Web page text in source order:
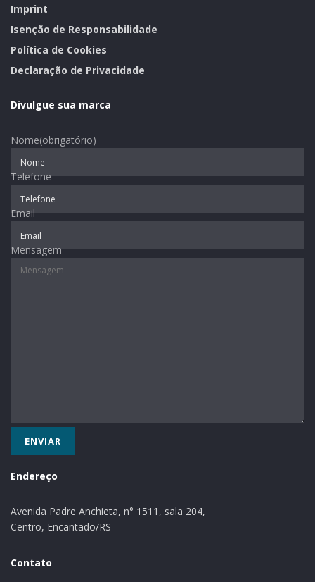
– 75 a 79 anos: 122
– 70 a 74 anos: 181
– 65 a 69 anos: 211
– 60 a 64 anos: 40
– profissionais de Segurança: 7
Ascom Mato Leitão
Imprint
Isenção de Responsabilidade
Política de Cookies
Declaração de Privacidade
Divulgue sua marca
Nome(obrigatório)
Telefone
Email
Mensagem
Endereço
Avenida Padre Anchieta, n° 1511, sala 204,
Centro, Encantado/RS
Contato